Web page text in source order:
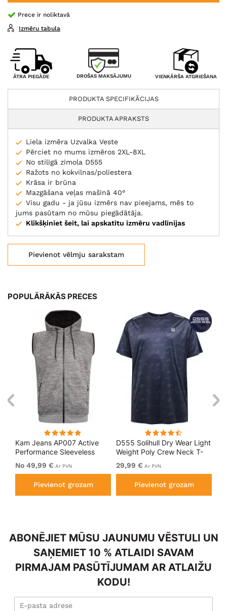
Prece ir noliktavā
Izmēru tabula
ĀTRA PIEGĀDE DROŠAS MAKSĀJUMU VIENKĀRŠA ATGRIEŠANA
PRODUKTA SPECIFIKĀCIJAS
PRODUKTA APRAKSTS
Liela izmēra Uzvalka Veste
Pērciet no mums izmēros 2XL-8XL
No stilīgā zīmola D555
Ražots no kokvilnas/poliestera
Krāsa ir brūna
Mazgāšana veļas mašīnā 40°
Visu gadu - ja jūsu izmērs nav pieejams, mēs to
jums pasūtam no mūsu piegādātāja.
Klikšķiniet šeit, lai apskatītu izmēru vadlīnijas
Pievienot vēlmju sarakstam
POPULĀRĀKĀS PRECES
Kam Jeans AP007 Active
Performance Sleeveless
Hoody Grey
No 49,99 € Ar PVN
Pievienot grozam
D555 Solihull Dry Wear Light
Weight Poly Crew Neck T-
Shirt Navy
29,99 € Ar PVN
Pievienot grozam
ABONĒJIET MŪSU JAUNUMU VĒSTULI UN
SAŅEMIET 10 % ATLAIDI SAVAM
PIRMAJAM PASŪTĪJUMAM AR ATLAIŽU
KODU!